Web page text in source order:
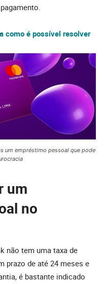
como é possível resolver
um empréstimo pessoal que pode
um
no
não tem uma taxa de
prazo de até 24 meses e
é bastante indicado